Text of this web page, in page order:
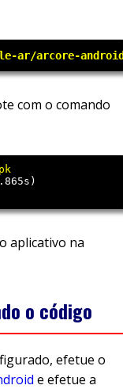
ar/arcore-
com o comando
aplicativo na
o código
efetue o
e efetue a